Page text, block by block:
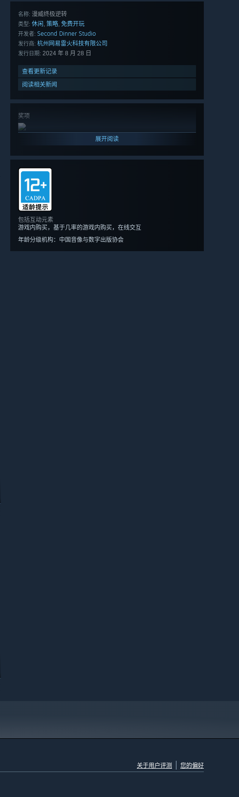
名称: 漫威终极逆转
类型: 休闲 策略 免费开玩
开发者: Second Dinner Studio
发行商: 杭州网易雷火科技有限公司
发行日期: 2024 年 8 月 28 日
查看更新记录
阅读相关新闻
奖项
展开阅读
包括互动元素
游戏内购买，基于几率的游戏内购买，在线交互
年龄分级机构：中国音像与数字出版协会
关于用户评测 您的偏好